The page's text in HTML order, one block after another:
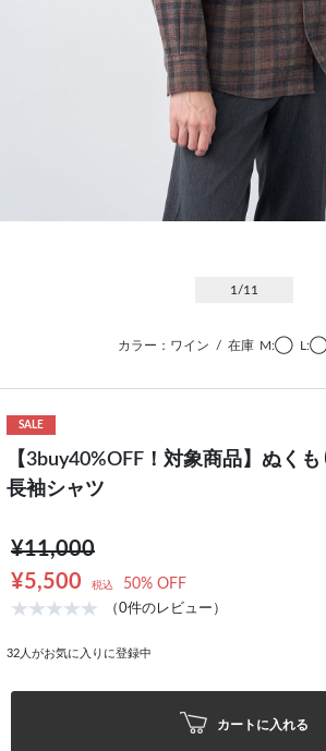
1 /11
カラー：ワイン / 在庫 M:◯
SALE
【3buy40%OFF！対象商品】ぬく
長袖シャツ
¥11,000
¥5,500
税込 50% OFF
（0件のレビュー）
32 人がお気に入りに登録中
カートに入れる